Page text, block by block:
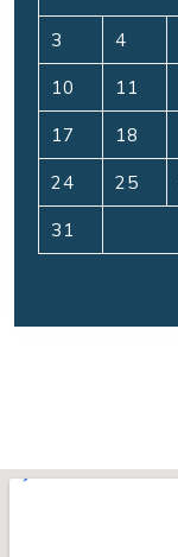
3 4
10 11
17 18
24 25
31